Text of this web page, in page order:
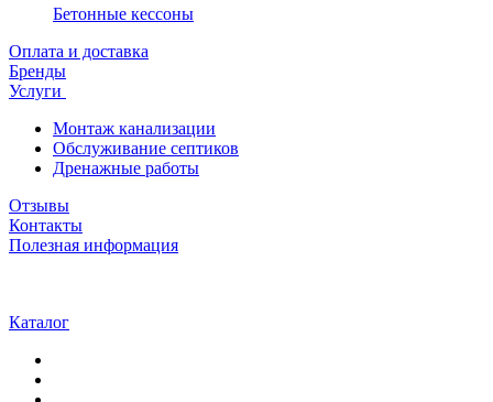
Бетонные кессоны
Оплата и доставка
Бренды
Услуги
Монтаж канализации
Обслуживание септиков
Дренажные работы
Отзывы
Контакты
Полезная информация
Каталог